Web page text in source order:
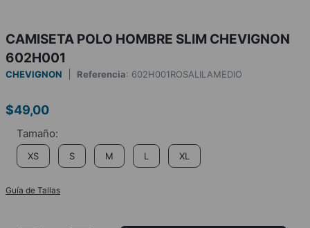
CAMISETA POLO HOMBRE SLIM CHEVIGNON
602H001
CHEVIGNON Referencia: 602H001ROSALILAMEDIO
$49,00
XS S M L XL
Guía de Tallas